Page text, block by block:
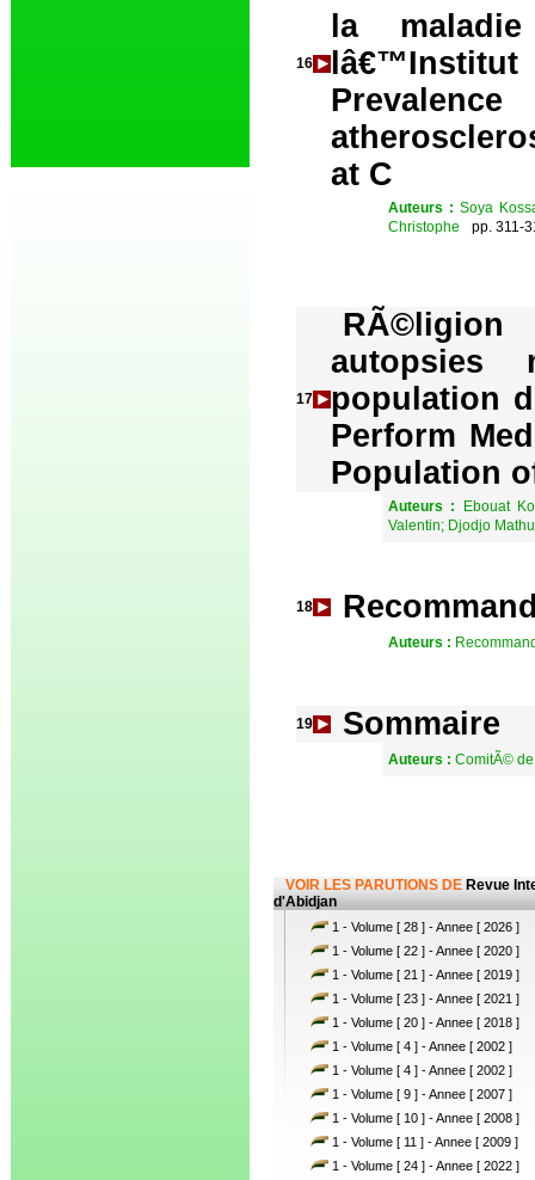
16
la
at C
Auteurs : Soya
Christophe
pp. 311-
17
population
Perform
Population
Auteurs :
Ebouat
Valentin; Djodjo
18
Auteurs :
19 Sommaire
Auteurs : ComitÃ©
VOIR LES PARUTIONS DE Revue
d'Abidjan
1 - Volume [ 28 ] - Annee [ 2026 ]
1 - Volume [ 22 ] - Annee [ 2020 ]
1 - Volume [ 21 ] - Annee [ 2019 ]
1 - Volume [ 23 ] - Annee [ 2021 ]
1 - Volume [ 20 ] - Annee [ 2018 ]
1 - Volume [ 4 ] - Annee [ 2002 ]
1 - Volume [ 4 ] - Annee [ 2002 ]
1 - Volume [ 9 ] - Annee [ 2007 ]
1 - Volume [ 10 ] - Annee [ 2008 ]
1 - Volume [ 11 ] - Annee [ 2009 ]
1 - Volume [ 24 ] - Annee [ 2022 ]